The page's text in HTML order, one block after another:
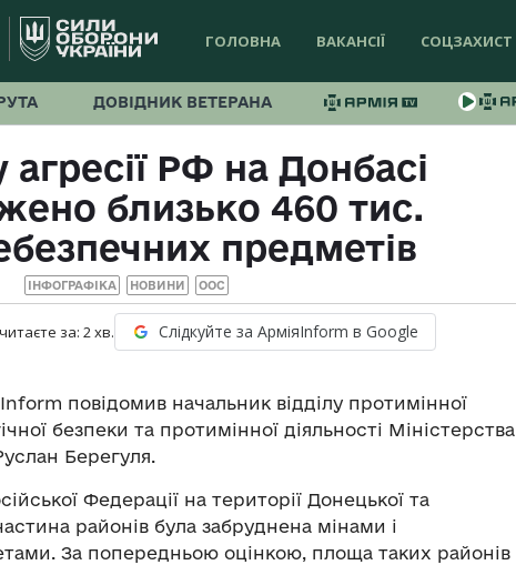
ГОЛОВНА ВАКАНСІЇ СОЦЗАХИСТ
ДОВІДНИК ВЕТЕРАНА
агресії РФ на Донбасі
близько 460 тис.
предметів
ІНФОГРАФІКА НОВИНИ ООС
за: 2хв. Слідкуйте за АрміяInform в Google
повідомив начальник відділу протимінної
безпеки та протимінної діяльності Міністерства
Берегуля.
Федерації на території Донецької та
районів була забруднена мінами і
За попередньою оцінкою, площа таких районів